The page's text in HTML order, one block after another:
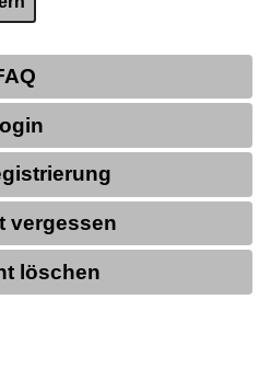
vergessen
löschen